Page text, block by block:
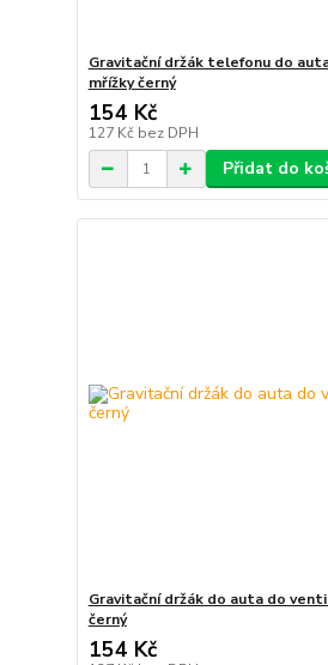
Gravitační držák telefonu do
mřížky černý
154 Kč
127 Kč bez DPH
Přidat do
Gravitační držák do auta do
černý
154 Kč